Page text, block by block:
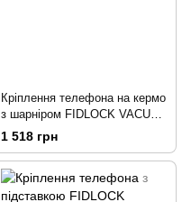
Кріплення телефона на кермо
з шарніром FIDLOCK VACUUM
handlebar base flex, чорний
1 518 грн